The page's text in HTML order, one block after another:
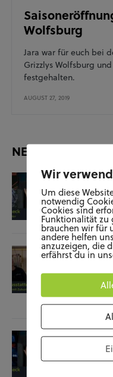
Wolfsburg
Jara war für euch bei
Grizzlys Wolfsburg
festgehalten.
AUGUST 27, 2019
NEUESTE
KUNST UND
Film-
04.11.25
SOZIALES
Zukunft?
KUNST UND
Film-
Wir
Um diese
notwendig
Cookies sind
Funktionalität zu
brauchen wir für
andere helfen
anzuzeigen, die
erfährst du in